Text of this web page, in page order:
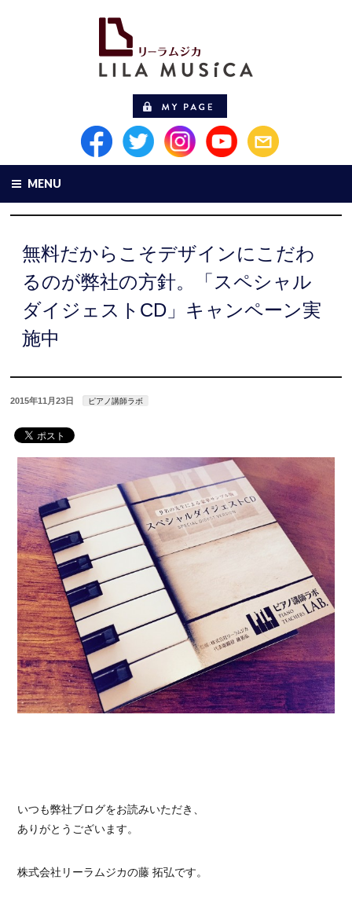
MENU
無料だからこそデザインにこだわ
るのが弊社の方針。「スペシャル
ダイジェストCD」キャンペーン実
施中
2015年11月23日 ピアノ講師ラボ
いつも弊社ブログをお読みいただき、
ありがとうございます。
株式会社リーラムジカの藤 拓弘です。